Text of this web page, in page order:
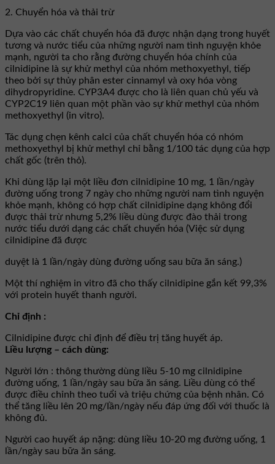
2. Chuyển hóa và thải trừ
Dựa vào các chất chuyển hóa đã được nhận dạng trong huyết
tương và nước tiểu của những người nam tình nguyện khỏe
mạnh, người ta cho rằng đường chuyển hóa chính của
cilnidipine là sự khử methyl của nhóm methoxyethyl, tiếp
theo bởi sự thủy phân ester cinnamyl và oxy hóa vòng
dihydropyridine. CYP3A4 được cho là liên quan chủ yếu và
CYP2C19 liên quan một phần vào sự khử methyl của nhóm
methoxyethyl (in vitro).
Tác dụng chẹn kênh calci của chất chuyển hóa có nhóm
methoxyethyl bị khử methyl chỉ bằng 1/100 tác dụng của hợp
chất gốc (trên thỏ).
Khi dùng lặp lại một liều đơn cilnidipine 10 mg, 1 lần/ngày
đường uống trong 7 ngày cho những người nam tình nguyện
khỏe mạnh, không có hợp chất cilnidipine dạng không đổi
được thải trừ nhưng 5,2% liều dùng được đào thải trong
nước tiểu dưới dạng các chất chuyển hóa (Việc sử dụng
cilnidipine đã được
duyệt là 1 lần/ngày dùng đường uống sau bữa ăn sáng.)
Một thí nghiệm in vitro đã cho thấy cilnidipine gắn kết 99,3%
với protein huyết thanh người.
Chỉ định :
Cilnidipine được chỉ định để điều trị tăng huyết áp.
Liều lượng – cách dùng:
Người lớn : thông thường dùng liều 5-10 mg cilnidipine
đường uống, 1 lần/ngày sau bữa ăn sáng. Liều dùng có thể
được điều chỉnh theo tuổi và triệu chứng của bệnh nhân. Có
thể tăng liều lên 20 mg/lần/ngày nếu đáp ứng đối với thuốc là
không đủ.
Người cao huyết áp nặng: dùng liều 10-20 mg đường uống, 1
lần/ngày sau bữa ăn sáng.